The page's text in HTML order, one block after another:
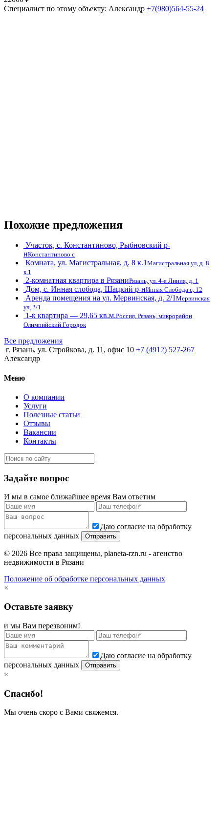
Специалист по этому объекту: Александр +7(980)564-55-24
Похожие предложения
Участок, с. Константиново, Рыбновский р-
нКонстантиново с
Комната, ул. Магистральная, д. 8 к.1Магистральная ул, д. 8
к.1
2-комнатная квартира в РязаниРязань, ул. 4-я Линия, д. 1
Дом, с. Инная слобода, Шацкий р-нИнная Слобода с, 12
Аренда помещения на ул. Мервинская, д. 2/1Мервинская
ул, 2/1
1-к квартира — 29,65 кв.м.Россия, Рязань, микрорайон
Олимпийский Городок
Все предложения
г. Рязань, ул. Стройкова, д. 11, офис 10 +7 (4912) 527-267
Александр
Меню
О компании
Услуги
Полезные статьи
Отзывы
Вакансии
Контакты
Задайте вопрос
И мы в самое ближайшее время Вам ответим
Даю согласие на обработку
персональных данных
© 2026 Все права защищены, planeta-rzn.ru - агенство
недвижимости в Рязани
Положение об обработке персональных данных
×
Оставьте заявку
и мы Вам перезвоним!
Даю согласие на обработку
персональных данных
×
Спасибо!
Мы очень скоро с Вами свяжемся.